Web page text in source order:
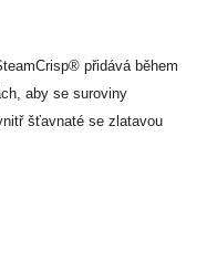
přidává během
aby se suroviny
šťavnaté se zlatavou